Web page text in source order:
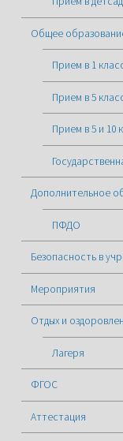
Общее
Прием в 1
Прием в 5
Прием в 5 и 10
Дополнительное
ПФДО
Безопасность в
Мероприятия
Отдых и
Лагеря
ФГОС
Аттестация